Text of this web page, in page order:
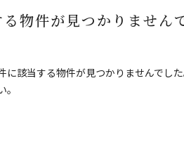
物件が見つかりません
該当する物件が見つかりませんでした